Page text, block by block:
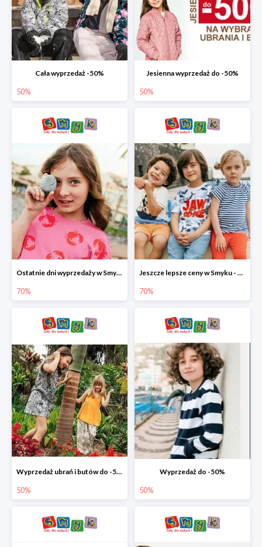
Cała wyprzedaż -50%
50%
Jesienna wyprzedaż do -50%
50%
Ostatnie dni wyprzedaży w Smyku - ubrania i buty do -70%
70%
Jeszcze lepsze ceny w Smyku - ubrania i buty do -70%
70%
Wyprzedaż ubrań i butów do -50%
50%
Wyprzedaż do -50%
50%